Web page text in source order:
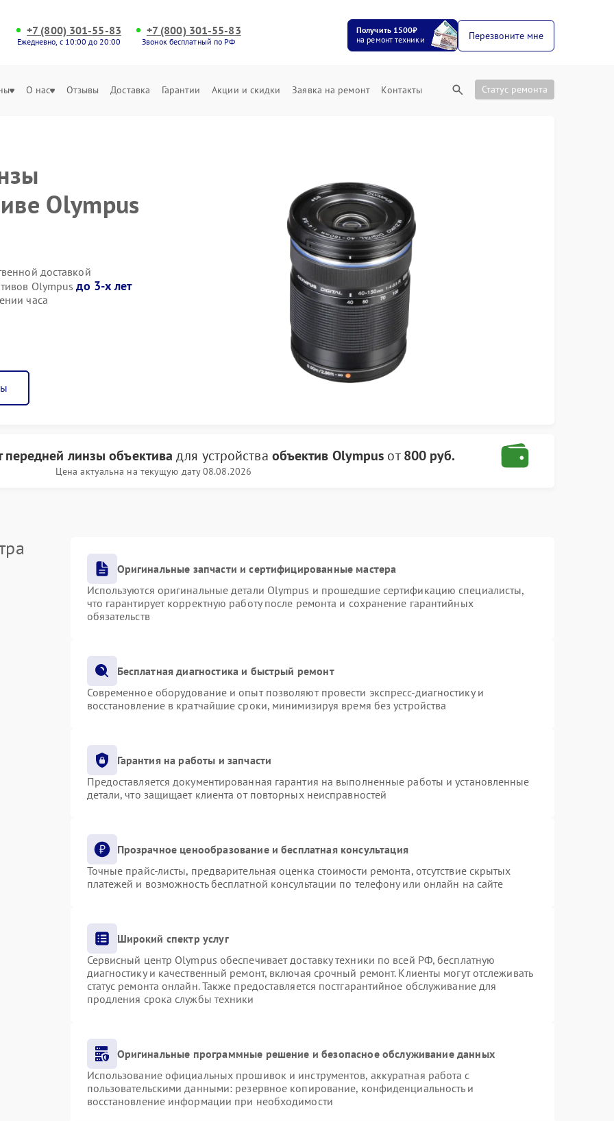
+7 (800) 301-55-83
Ежедневно, с 10:00 до 20:00
+7 (800) 301-55-83
Звонок бесплатный по РФ
Получить 1500₽
на ремонт техники
Перезвоните мне
О нас Отзывы Доставка Гарантии Акции и скидки Заявка на ремонт Контакты Статус ремонта
Olympus
доставкой
Olympusдо 3-х лет
часа
передней линзы объектива для устройства объектив Olympus от800 руб.
Цена актуальна на текущую дату 08.08.2026
Оригинальные запчасти и сертифицированные мастера
Используются оригинальные детали Olympus и прошедшие сертификацию специалисты,
что гарантирует корректную работу после ремонта и сохранение гарантийных
обязательств
Бесплатная диагностика и быстрый ремонт
Современное оборудование и опыт позволяют провести экспресс-диагностику и
восстановление в кратчайшие сроки, минимизируя время без устройства
Гарантия на работы и запчасти
Предоставляется документированная гарантия на выполненные работы и установленные
детали, что защищает клиента от повторных неисправностей
Прозрачное ценообразование и бесплатная консультация
Точные прайс-листы, предварительная оценка стоимости ремонта, отсутствие скрытых
платежей и возможность бесплатной консультации по телефону или онлайн на сайте
Широкий спектр услуг
Сервисный центр Olympus обеспечивает доставку техники по всей РФ, бесплатную
диагностику и качественный ремонт, включая срочный ремонт. Клиенты могут отслеживать
статус ремонта онлайн. Также предоставляется постгарантийное обслуживание для
продления срока службы техники
Оригинальные программные решение и безопасное обслуживание данных
Использование официальных прошивок и инструментов, аккуратная работа с
пользовательскими данными: резервное копирование, конфиденциальность и
восстановление информации при необходимости